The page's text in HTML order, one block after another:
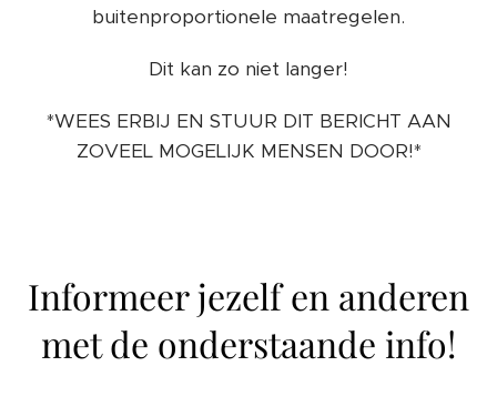
buitenproportionele maatregelen.
Dit kan zo niet langer!
*WEES ERBIJ EN STUUR DIT BERICHT AAN
ZOVEEL MOGELIJK MENSEN DOOR!*
Informeer jezelf en anderen
met de onderstaande info!